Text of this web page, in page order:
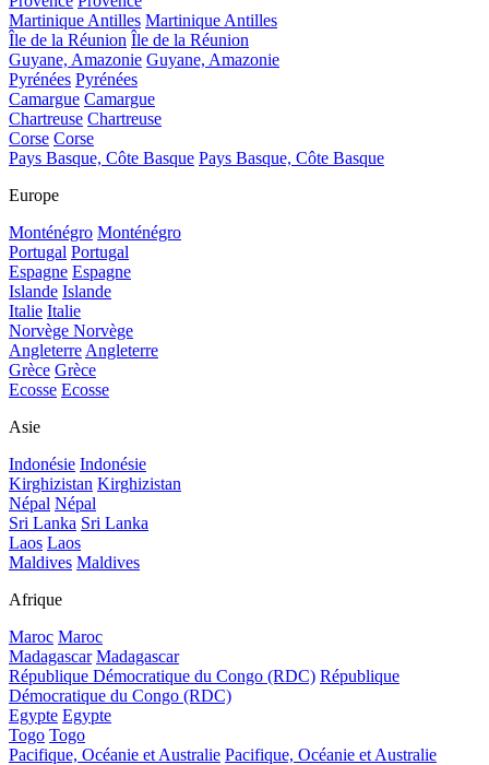
Martinique Antilles Martinique Antilles
Île de la Réunion Île de la Réunion
Guyane, Amazonie Guyane, Amazonie
Pyrénées Pyrénées
Camargue Camargue
Chartreuse Chartreuse
Corse Corse
Pays Basque, Côte Basque Pays Basque, Côte Basque
Europe
Monténégro Monténégro
Portugal Portugal
Espagne Espagne
Islande Islande
Italie Italie
Norvège Norvège
Angleterre Angleterre
Grèce Grèce
Ecosse Ecosse
Asie
Indonésie Indonésie
Kirghizistan Kirghizistan
Népal Népal
Sri Lanka Sri Lanka
Laos Laos
Maldives Maldives
Afrique
Maroc Maroc
Madagascar Madagascar
République Démocratique du Congo (RDC) République
Démocratique du Congo (RDC)
Egypte Egypte
Togo Togo
Pacifique, Océanie et Australie Pacifique, Océanie et Australie